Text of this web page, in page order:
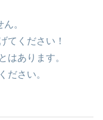
。
てください！
はあります。
ださい。